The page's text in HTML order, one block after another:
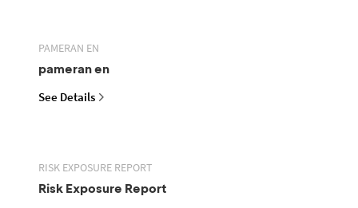
PAMERAN EN
pameran en
See Details
RISK EXPOSURE REPORT
Risk Exposure Report